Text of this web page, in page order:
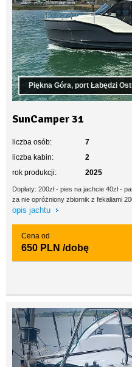
Piękna Góra, port Łabędzi
SunCamper 31
liczba osób:
7
liczba kabin:
2
rok produkcji:
2025
Dopłaty: 200zł - pies na jachcie 40zł -
za nie opróżniony zbiornik z fekaliami
opis jachtu
Cena od
650 PLN /dobę